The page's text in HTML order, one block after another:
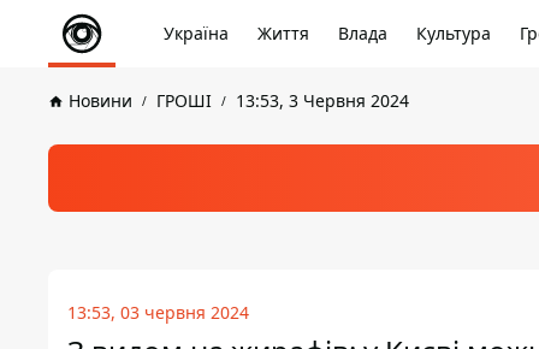
Україна Життя Влада Культура
Новини ГРОШІ 13:53, 3 Червня 2024
13:53, 03 червня 2024